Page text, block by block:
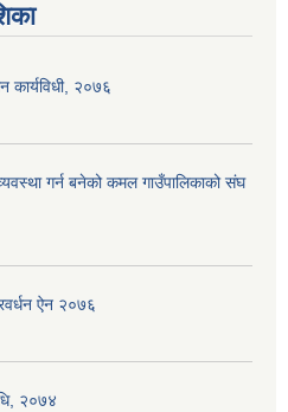
कार्यविधी, २०७६
गर्न बनेको कमल गाउँपालिकाको संघ
ऐन २०७६
२०७४